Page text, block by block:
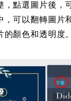
，點選圖片後，
，可以翻轉圖片
顏色和透明度。